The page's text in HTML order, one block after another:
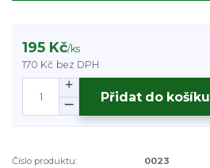
195 Kč/ks
170 Kč bez DPH
Přidat do košíku
Číslo produktu: 0023